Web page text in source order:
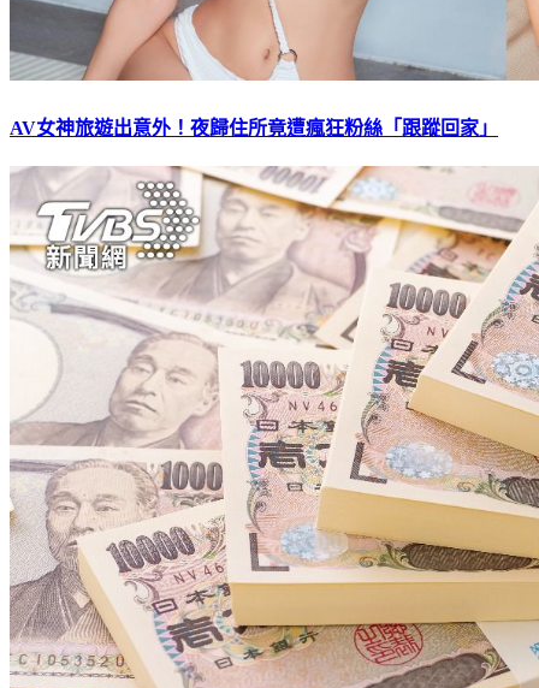
AV女神旅遊出意外！夜歸住所竟遭瘋狂粉絲「跟蹤回家」